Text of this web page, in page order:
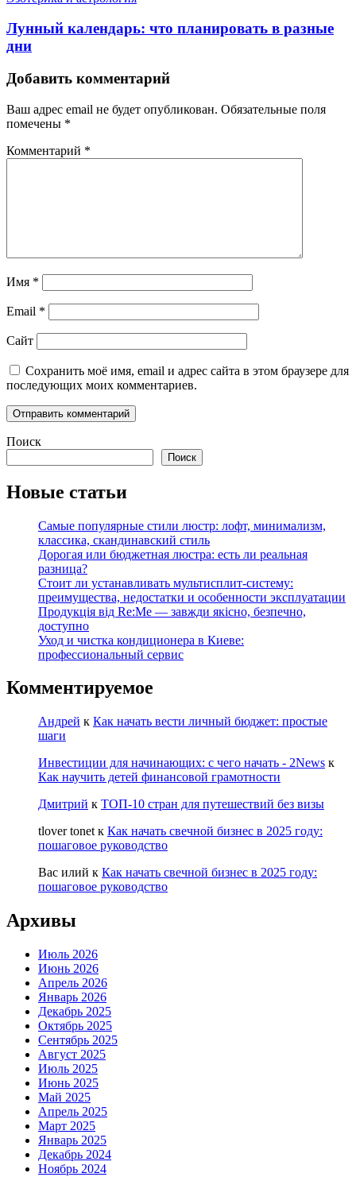
Лунный календарь: что планировать в разные
дни
Добавить комментарий
Ваш адрес email не будет опубликован. Обязательные поля
помечены *
Комментарий *
Имя *
Email *
Сайт
Сохранить моё имя, email и адрес сайта в этом браузере для
последующих моих комментариев.
Поиск
Поиск
Новые статьи
Самые популярные стили люстр: лофт, минимализм,
классика, скандинавский стиль
Дорогая или бюджетная люстра: есть ли реальная
разница?
Стоит ли устанавливать мультисплит-систему:
преимущества, недостатки и особенности эксплуатации
Продукція від Re:Me — завжди якісно, безпечно,
доступно
Уход и чистка кондиционера в Киеве:
профессиональный сервис
Комментируемое
Андрей к Как начать вести личный бюджет: простые
шаги
Инвестиции для начинающих: с чего начать - 2News к
Как научить детей финансовой грамотности
Дмитрий к ТОП-10 стран для путешествий без визы
tlover tonet к Как начать свечной бизнес в 2025 году:
пошаговое руководство
Вас илий к Как начать свечной бизнес в 2025 году:
пошаговое руководство
Архивы
Июль 2026
Июнь 2026
Апрель 2026
Январь 2026
Декабрь 2025
Октябрь 2025
Сентябрь 2025
Август 2025
Июль 2025
Июнь 2025
Май 2025
Апрель 2025
Март 2025
Январь 2025
Декабрь 2024
Ноябрь 2024